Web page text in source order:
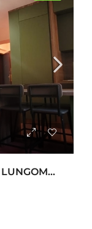
SHITET 1+1 ME PAMJE DETI NË LUNGOMARE, VLORË